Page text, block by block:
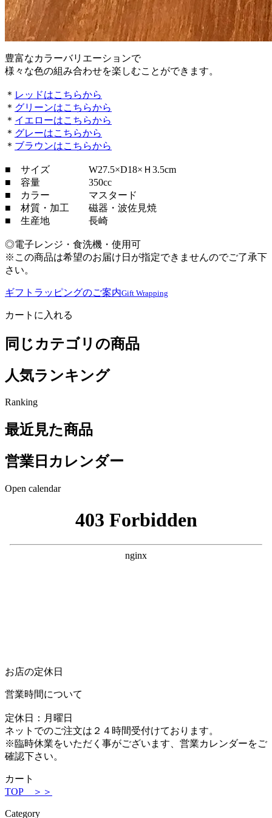
豊富なカラーバリエーションで
様々な色の組み合わせを楽しむことができます。
＊ レッドはこちらから
＊ グリーンはこちらから
＊ イエローはこちらから
＊ グレーはこちらから
＊ ブラウンはこちらから
■ サイズ W27.5×D18×Ｈ3.5cm
■ 容量 350cc
■ カラー マスタード
■ 材質・加工 磁器・波佐見焼
■ 生産地 長崎
◎電子レンジ・食洗機・使用可
※この商品は希望のお届け日が指定できませんのでご了承下
さい。
ギフトラッピングのご案内Gift Wrapping
カートに入れる
同じカテゴリの商品
人気ランキング
Ranking
最近見た商品
営業日カレンダー
Open calendar
お店の定休日
営業時間について
定休日：月曜日
ネットでのご注文は２４時間受付けております。
※臨時休業をいただく事がございます、営業カレンダーをご
確認下さい。
カート
TOP ＞＞
Category